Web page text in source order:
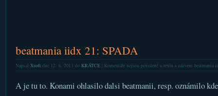
beatmania iidx 21: SPADA
Napsal Xsoftdne 12. 6. 2013 do KRÁTCE| Komentáře nejsou povolenéu textu s názvem beatmania
A je tu to. Konami ohlasilo dalsi beatmanii, resp. oznámilo